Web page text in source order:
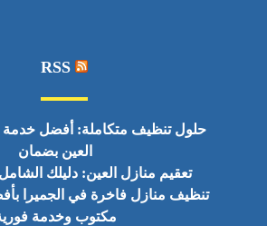
RSS
حلول تنظيف متكاملة: أفضل خدمة
العين بضمان
تعقيم منازل العين: دليلك
تنظيف منازل فاخرة في الجميرا
مكتوب وخدمة